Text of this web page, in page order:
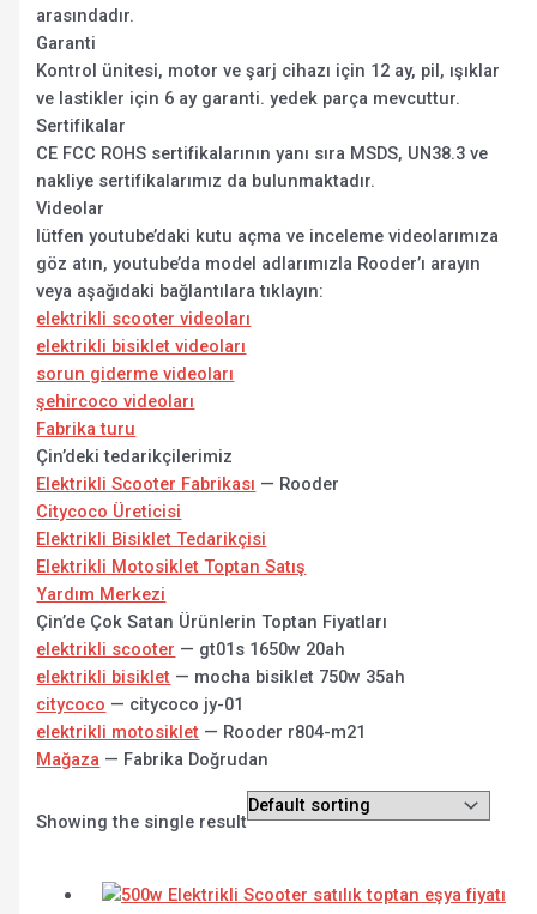
arasındadır.
Garanti
Kontrol ünitesi, motor ve şarj cihazı için 12 ay, pil, ışıklar
ve lastikler için 6 ay garanti. yedek parça mevcuttur.
Sertifikalar
CE FCC ROHS sertifikalarının yanı sıra MSDS, UN38.3 ve
nakliye sertifikalarımız da bulunmaktadır.
Videolar
lütfen youtube’daki kutu açma ve inceleme videolarımıza
göz atın, youtube’da model adlarımızla Rooder’ı arayın
veya aşağıdaki bağlantılara tıklayın:
elektrikli scooter videoları
elektrikli bisiklet videoları
sorun giderme videoları
şehircoco videoları
Fabrika turu
Çin’deki tedarikçilerimiz
Elektrikli Scooter Fabrikası — Rooder
Citycoco Üreticisi
Elektrikli Bisiklet Tedarikçisi
Elektrikli Motosiklet Toptan Satış
Yardım Merkezi
Çin’de Çok Satan Ürünlerin Toptan Fiyatları
elektrikli scooter — gt01s 1650w 20ah
elektrikli bisiklet — mocha bisiklet 750w 35ah
citycoco — citycoco jy-01
elektrikli motosiklet — Rooder r804-m21
Mağaza — Fabrika Doğrudan
Showing the single result